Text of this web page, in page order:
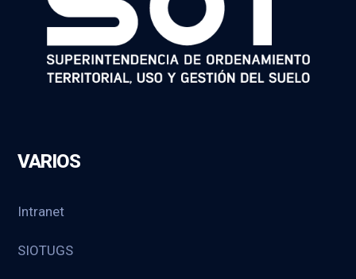
VARIOS
Intranet
SIOTUGS